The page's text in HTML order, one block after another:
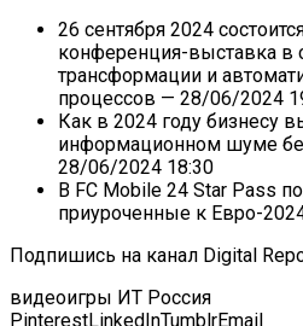
26 сентября 2024
конференция-выставка
трансформации и
процессов — 28/06/2024
Как в 2024 году бизнесу
информационном шуме
28/06/2024 18:30
В FC Mobile 24 Star Pass
приуроченные к Евро-
Подпишись на канал Digital
видеоигры ИТ Россия
PinterestLinkedInTumblrEmail